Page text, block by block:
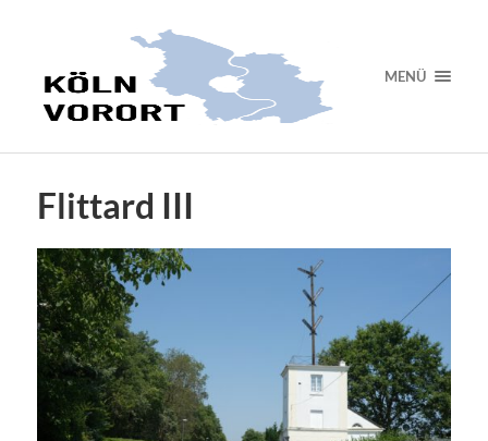
MENÜ
Flittard III